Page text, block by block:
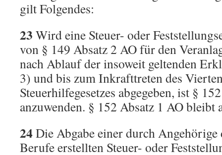
gilt Folgendes:
23 Wird eine Steuer- oder
von § 149 Absatz 2 AO für den
nach Ablauf der insoweit geltenden
3) und bis zum Inkrafttreten des
Steuerhilfegesetzes abgegeben, ist §
anzuwenden. § 152 Absatz 1 AO bleibt
24 Die Abgabe einer durch Angehörige
Berufe erstellten Steuer- oder